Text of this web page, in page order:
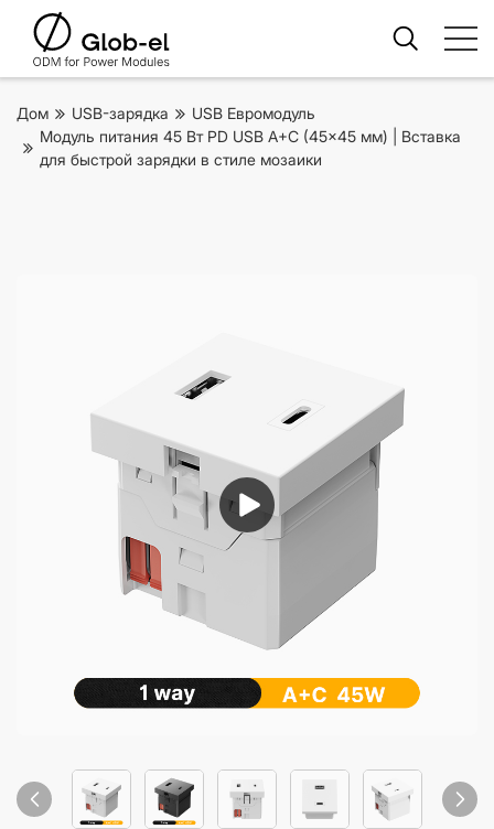
Дом USB-зарядка
USB Евромодуль
Модуль питания 45 Вт PD USB A+C (45x45 мм) | Вставка
для быстрой зарядки в стиле мозаики